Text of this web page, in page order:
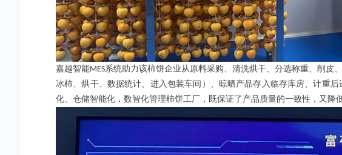
嘉越智能MES系统助力该柿饼企业从原料采购、清洗烘干、分选称重、削皮
冰柿、烘干、数据统计、进入包装车间）、晾晒产品存入临存库房、计重
化、仓储智能化，数智化管理柿饼工厂，既保证了产品质量的一致性，又降